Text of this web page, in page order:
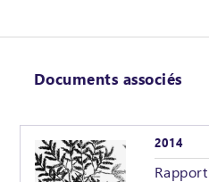
Documents associés
2014